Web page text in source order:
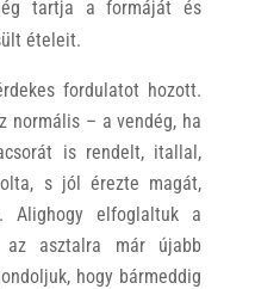
tartja a formáját és
ételeit.
fordulatot hozott.
normális – a vendég, ha
is rendelt, itallal,
s jól érezte magát,
Alighogy elfoglaltuk a
az asztalra már újabb
hogy bármeddig